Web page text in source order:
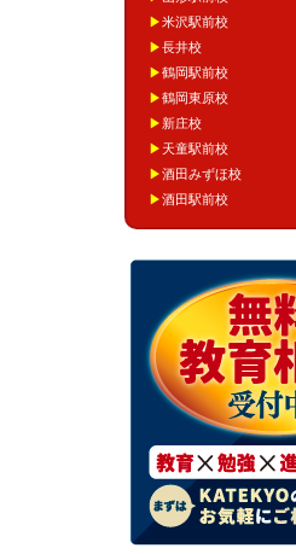
▶米沢駅前校
▶長井校
▶鶴岡駅前校
▶鶴岡東原校
▶ 新庄校
▶ 天童駅前校
▶酒田みずほ校
▶酒田駅前校